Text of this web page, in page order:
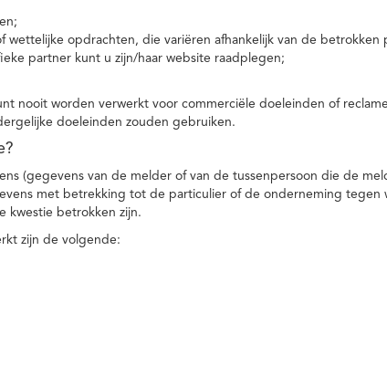
opdrachten, die variëren afhankelijk van de betrokken
partner kunt u zijn/haar website raadplegen;
nooit worden verwerkt voor commerciële doeleinden of
doeleinden zouden gebruiken.
(gegevens van de melder of van de tussenpersoon die de
met betrekking tot de particulier of de onderneming tegen
kwestie betrokken zijn.
zijn de volgende: